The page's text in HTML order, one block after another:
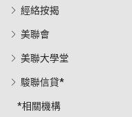
經絡按揭
美聯會
美聯大學堂
駿聯信貸*
*相關機構